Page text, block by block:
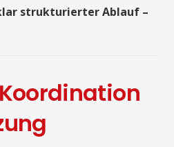
strukturierter Ablauf –